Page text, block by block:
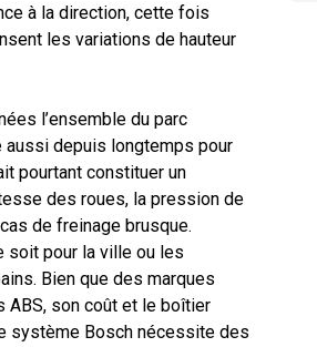
à la direction, cette fois
les variations de hauteur
l’ensemble du parc
aussi depuis longtemps pour
pourtant constituer un
des roues, la pression de
de freinage brusque.
soit pour la ville ou les
Bien que des marques
ABS, son coût et le boîtier
système Bosch nécessite des